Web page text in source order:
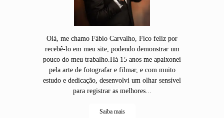
Olá, me chamo Fábio Carvalho, Fico feliz por
recebê-lo em meu site, podendo demonstrar um
pouco do meu trabalho.Há 15 anos me apaixonei
pela arte de fotografar e filmar, e com muito
estudo e dedicação, desenvolvi um olhar sensível
para registrar as melhores...
Saiba mais